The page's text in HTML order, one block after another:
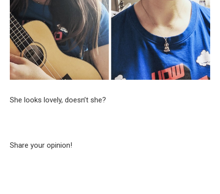
She looks lovely, doesn’t she?
Share your opinion!